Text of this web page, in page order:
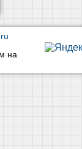
на